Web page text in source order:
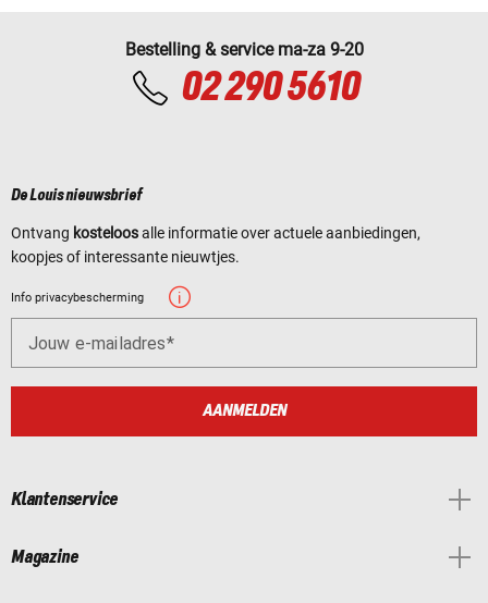
Bestelling & service ma-za 9-20
02 290 5610
De Louis nieuwsbrief
Ontvang kosteloosalle informatie over actuele aanbiedingen,
koopjes of interessante nieuwtjes.
Info privacybescherming
Jouw e-mailadres
AANMELDEN
Klantenservice
Magazine